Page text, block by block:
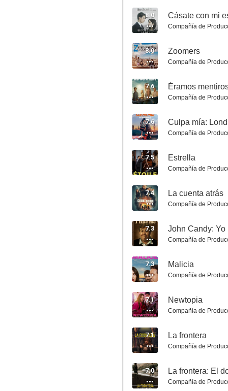
Manchester frente al mar
La guerra del mañana
7.1
La idea de tenerte
7.0
8.0 Cásate con mi
Compañía de
8.0 Zoomers
Compañía de
7.6 Éramos
Compañía de
7.6 Culpa mía:
Compañía de
7.5 Estrella
Compañía de
7.4 La cuenta atrás
Compañía de
7.3 John Candy: Yo
Compañía de
7.3 Malicia
Compañía de
7.1 Newtopia
Compañía de
7.1 La frontera
Compañía de
7.0 La frontera: El
Compañía de